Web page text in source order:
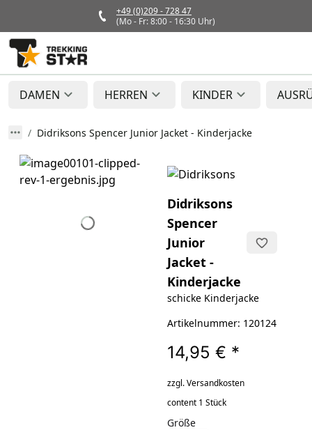
+49 (0)209 - 728 47
(Mo - Fr: 8:00 - 16:30 Uhr)
DAMEN HERREN KINDER
Didriksons Spencer Junior Jacket - Kinderjacke
Didriksons
Spencer
Junior
Jacket -
Kinderjacke
schicke Kinderjacke
Artikelnummer: 120124
14,95 € *
zzgl. Versandkosten
content 1 Stück
Größe